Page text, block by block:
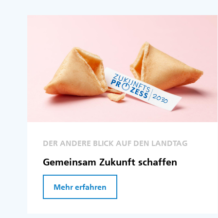
DER ANDERE BLICK AUF DEN LANDTAG
Gemeinsam Zukunft schaffen
Mehr erfahren